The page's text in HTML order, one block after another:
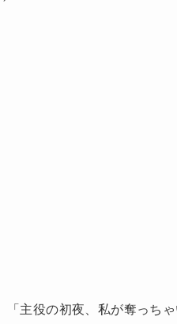
「主役の初夜、私が奪っち